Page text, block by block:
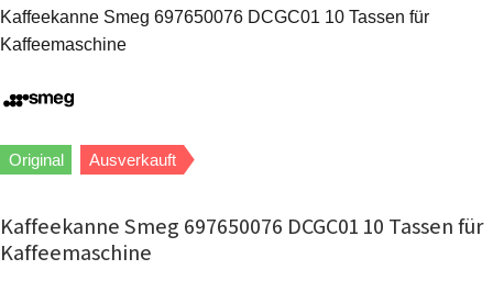
Kaffeekanne Smeg 697650076 DCGC01 10 Tassen für
Kaffeemaschine
Original Ausverkauft
Kaffeekanne Smeg 697650076 DCGC01 10 Tassen für
Kaffeemaschine